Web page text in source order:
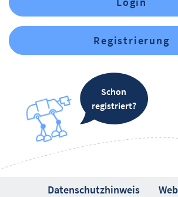
Registrierung
Schon
registriert?
Datenschutzhinweis